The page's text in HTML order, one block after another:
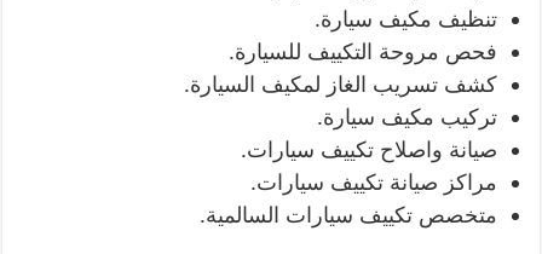
تنظيف مكيف سيارة.
فحص مروحة التكييف للسيارة.
كشف تسريب الغاز لمكيف السيارة.
تركيب مكيف سيارة.
صيانة واصلاح تكييف سيارات.
مراكز صيانة تكييف سيارات.
متخصص تكييف سيارات السالمية.